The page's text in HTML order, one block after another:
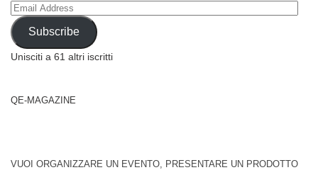
Email
Address
Subscribe
Unisciti a 61 altri iscritti
QE-MAGAZINE
VUOI ORGANIZZARE UN EVENTO, PRESENTARE UN PRODOTTO